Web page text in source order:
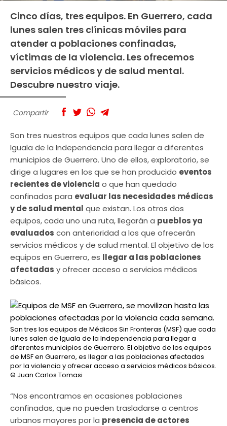
Cinco días, tres equipos. En Guerrero, cada
lunes salen tres clínicas móviles para
atender a poblaciones confinadas,
víctimas de la violencia. Les ofrecemos
servicios médicos y de salud mental.
Descubre nuestro viaje.
Compartir
Son tres nuestros equipos que cada lunes salen de
Iguala de la Independencia para llegar a diferentes
municipios de Guerrero. Uno de ellos, exploratorio, se
dirige a lugares en los que se han producido eventos
recientes de violencia o que han quedado
confinados para evaluar las necesidades médicas
y de salud mental que existan. Los otros dos
equipos, cada uno una ruta, llegarán a pueblos ya
evaluados con anterioridad a los que ofrecerán
servicios médicos y de salud mental. El objetivo de los
equipos en Guerrero, es llegar a las poblaciones
afectadas y ofrecer acceso a servicios médicos
básicos.
Son tres los equipos de Médicos Sin Fronteras (MSF) que cada
lunes salen de Iguala de la Independencia para llegar a
diferentes municipios de Guerrero. El objetivo de los equipos
de MSF en Guerrero, es llegar a las poblaciones afectadas
por la violencia y ofrecer acceso a servicios médicos básicos.
© Juan Carlos Tomasi
“Nos encontramos en ocasiones poblaciones
confinadas, que no pueden trasladarse a centros
urbanos mayores por la presencia de actores